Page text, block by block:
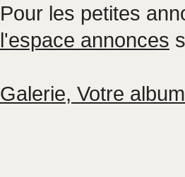
Pour les petites
l'espace annonces
Galerie, Votre